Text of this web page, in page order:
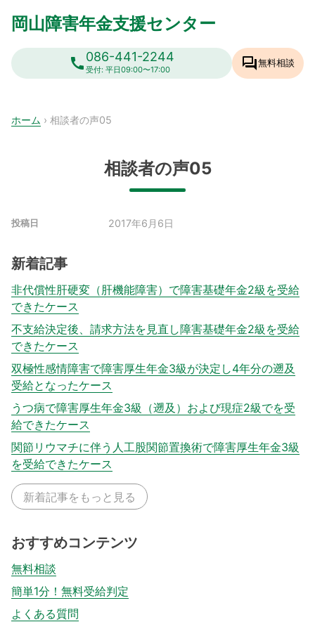
岡山障害年金支援センター
call086-441-2244
受付: 平日09:00〜17:00 forum無料相談
ホーム › 相談者の声05
相談者の声05
投稿日 2017年6月6日
新着記事
非代償性肝硬変（肝機能障害）で障害基礎年金2級を受給
できたケース
不支給決定後、請求方法を見直し障害基礎年金2級を受給
できたケース
双極性感情障害で障害厚生年金3級が決定し4年分の遡及
受給となったケース
うつ病で障害厚生年金3級（遡及）および現症2級でを受
給できたケース
関節リウマチに伴う人工股関節置換術で障害厚生年金3級
を受給できたケース
新着記事をもっと見る
おすすめコンテンツ
無料相談
簡単1分！無料受給判定
よくある質問